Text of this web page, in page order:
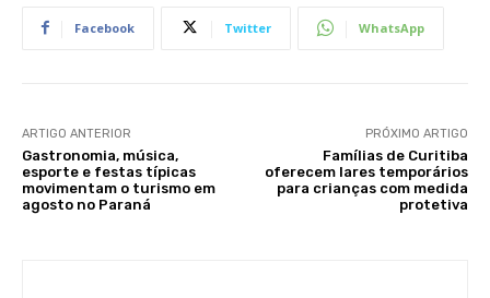
Facebook Twitter WhatsApp
ARTIGO ANTERIOR
Gastronomia, música,
esporte e festas típicas
movimentam o turismo em
agosto no Paraná
PRÓXIMO ARTIGO
Famílias de Curitiba
oferecem lares temporários
para crianças com medida
protetiva